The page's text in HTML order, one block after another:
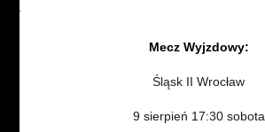
Mecz Wyjzdowy:
Śląsk II Wrocław
9 sierpień 17:30 sobota